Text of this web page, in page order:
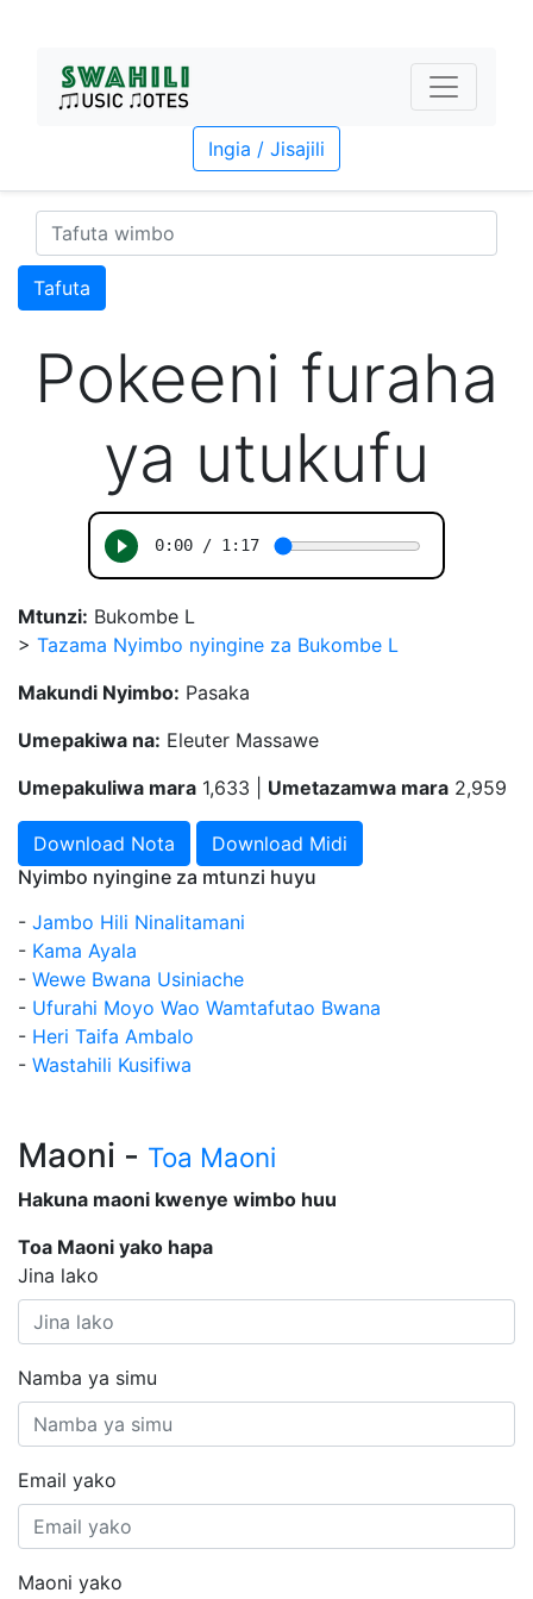
Ingia / Jisajili
Tafuta
Pokeeni furaha
ya utukufu
Mtunzi: Bukombe L
> Tazama Nyimbo nyingine za Bukombe L
Makundi Nyimbo: Pasaka
Umepakiwa na: Eleuter Massawe
Umepakuliwa mara 1,633 | Umetazamwa mara 2,959
Download Nota
Download Midi
Nyimbo nyingine za mtunzi huyu
- Jambo Hili Ninalitamani
- Kama Ayala
- Wewe Bwana Usiniache
- Ufurahi Moyo Wao Wamtafutao Bwana
- Heri Taifa Ambalo
- Wastahili Kusifiwa
Maoni - Toa Maoni
Hakuna maoni kwenye wimbo huu
Toa Maoni yako hapa
Jina lako
Namba ya simu
Email yako
Maoni yako